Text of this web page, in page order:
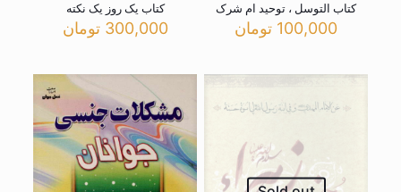
کتاب التوسل ، توحید ام شرک
100,000 تومان
کتاب یک روز یک نکته
300,000 تومان